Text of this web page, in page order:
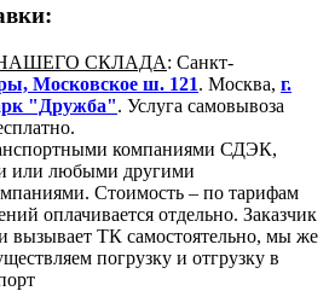
СКЛАДА: Санкт-
Московское ш. 121. Москва, г.
"Дружба". Услуга самовывоза
компаниями СДЭК,
или любыми другими
Стоимость – по тарифам
оплачивается отдельно. Заказчик
вызывает ТК самостоятельно, мы же
погрузку и отгрузку в